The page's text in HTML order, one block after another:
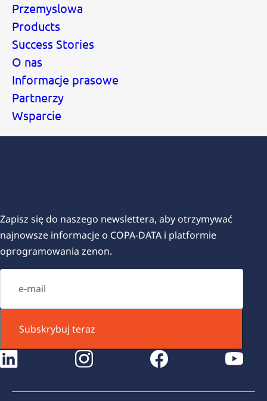
Przemyslowa
Products
Success Stories
O nas
Informacje prasowe
Partnerzy
Wsparcie
Zapisz się do naszego newslettera, aby otrzymywać
najnowsze informacje o COPA-DATA i platformie
oprogramowania zenon.
Subskrybuj teraz
facebook youtube